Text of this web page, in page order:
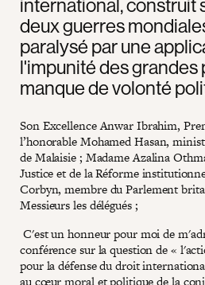
deux guerres
paralysé par une
l'impunité des grandes
manque de volonté
Son Excellence Anwar Ibrahim,
l’honorable Mohamed Hasan,
de Malaisie ; Madame Azalina
Justice et de la Réforme
Corbyn, membre du Parlement
Messieurs les délégués ;
C'est un honneur pour moi de
conférence sur la question de «
pour la défense du droit
au cœur moral et politique de la